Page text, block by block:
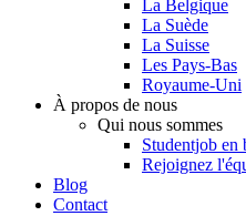
La Belgique
La Suède
La Suisse
Les Pays-Bas
Royaume-Uni
À propos de nous
Qui nous sommes
Studentjob en
Rejoignez
Blog
Contact